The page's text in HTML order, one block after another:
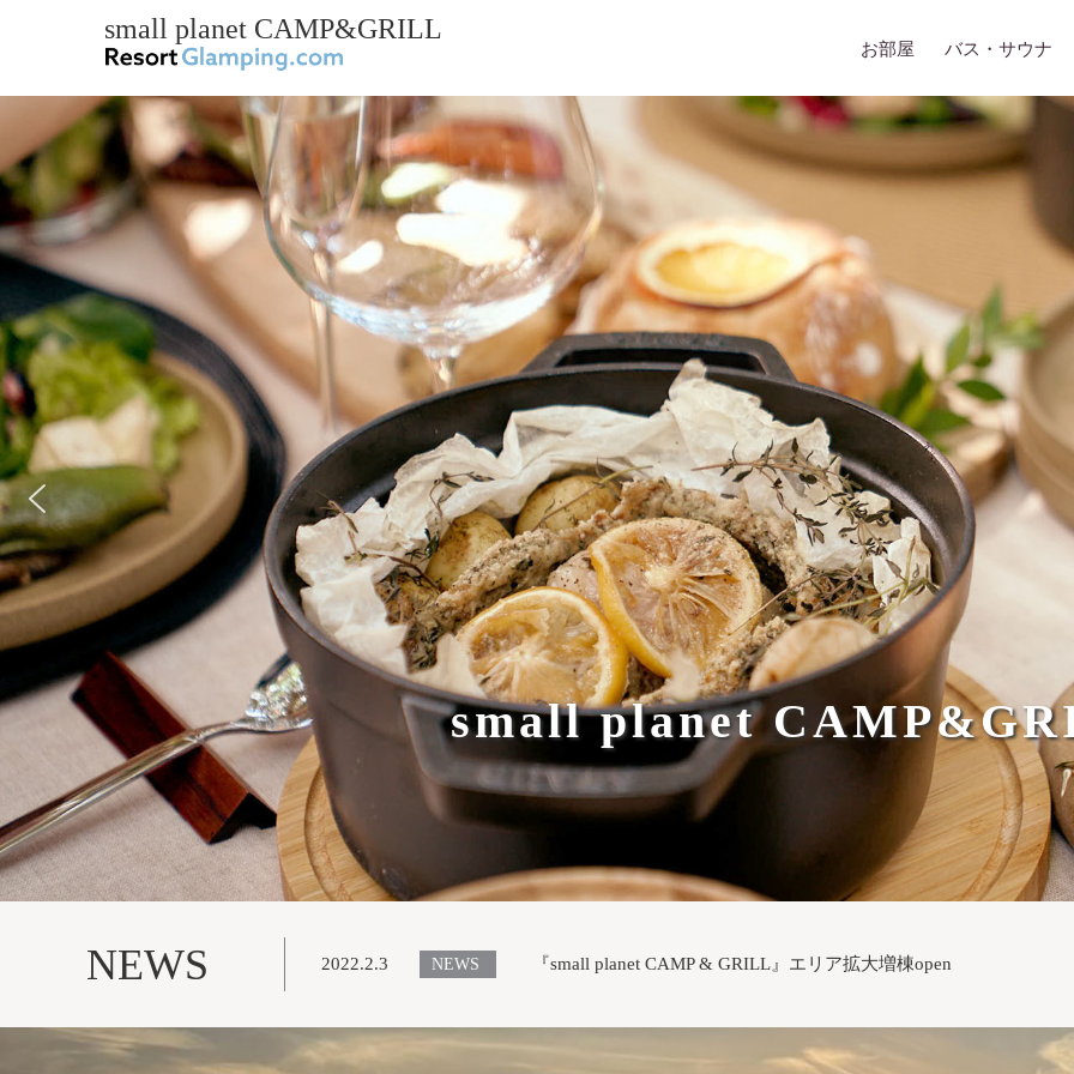
small planet CAMP&GRILL
お部屋 バス・サウナ
small planet
NEWS 2022.2.3 NEWS 『small planet CAMP & GRILL』エリア拡大増棟open